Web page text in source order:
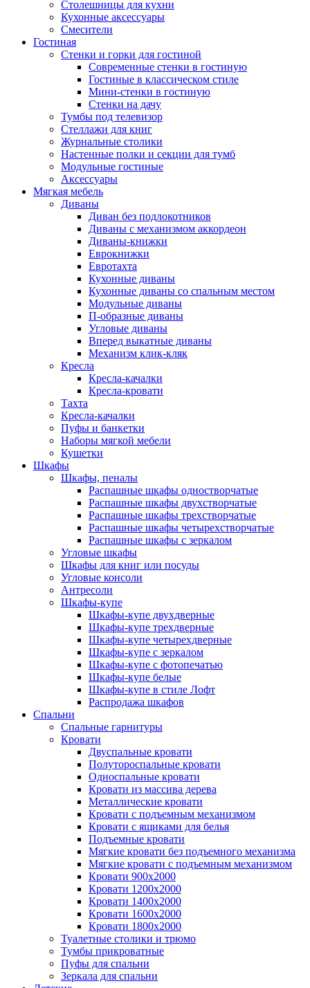
Столешницы для кухни
Кухонные аксессуары
Смесители
Гостиная
Стенки и горки для гостиной
Современные стенки в гостиную
Гостиные в классическом стиле
Мини-стенки в гостиную
Стенки на дачу
Тумбы под телевизор
Стеллажи для книг
Журнальные столики
Настенные полки и секции для тумб
Модульные гостиные
Аксессуары
Мягкая мебель
Диваны
Диван без подлокотников
Диваны с механизмом аккордеон
Диваны-книжки
Еврокнижки
Евротахта
Кухонные диваны
Кухонные диваны со спальным местом
Модульные диваны
П-образные диваны
Угловые диваны
Вперед выкатные диваны
Механизм клик-кляк
Кресла
Кресла-качалки
Кресла-кровати
Тахта
Кресла-качалки
Пуфы и банкетки
Наборы мягкой мебели
Кушетки
Шкафы
Шкафы, пеналы
Распашные шкафы одностворчатые
Распашные шкафы двухстворчатые
Распашные шкафы трехстворчатые
Распашные шкафы четырехстворчатые
Распашные шкафы с зеркалом
Угловые шкафы
Шкафы для книг или посуды
Угловые консоли
Антресоли
Шкафы-купе
Шкафы-купе двухдверные
Шкафы-купе трехдверные
Шкафы-купе четырехдверные
Шкафы-купе с зеркалом
Шкафы-купе с фотопечатью
Шкафы-купе белые
Шкафы-купе в стиле Лофт
Распродажа шкафов
Спальни
Спальные гарнитуры
Кровати
Двуспальные кровати
Полутороспальные кровати
Односпальные кровати
Кровати из массива дерева
Металлические кровати
Кровати с подъемным механизмом
Кровати с ящиками для белья
Подъемные кровати
Мягкие кровати без подъемного механизма
Мягкие кровати с подъемным механизмом
Кровати 900х2000
Кровати 1200х2000
Кровати 1400х2000
Кровати 1600х2000
Кровати 1800х2000
Туалетные столики и трюмо
Тумбы прикроватные
Пуфы для спальни
Зеркала для спальни